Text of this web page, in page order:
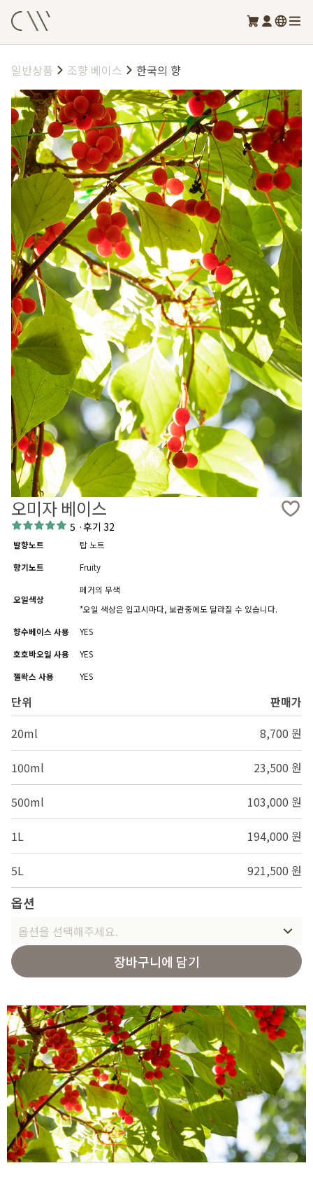
일반상품 조향 베이스 한국의 향
오미자 베이스
5 ·후기 32
발향노트
탑 노트
향기노트
Fruity
오일색상
페거의 무색
*오일 색상은 입고시마다, 보관중에도 달라질 수 있습니다.
향수베이스 사용
YES
호호바오일 사용
YES
젤왁스 사용
YES
단위
판매가
20ml
8,700 원
100ml 23,500 원
500ml 103,000 원
1L 194,000 원
5L 921,500 원
옵션
옵션을 선택해주세요.
장바구니에 담기